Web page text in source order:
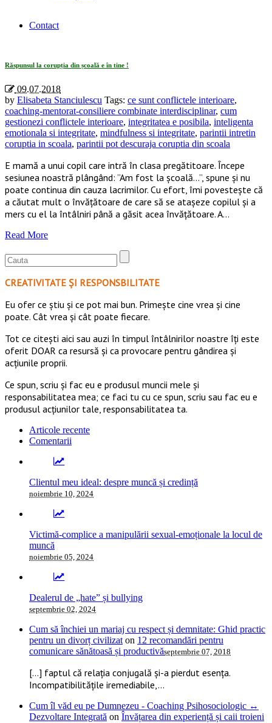
Contact
Răspunsul la corupția din școală e în tine !
09.07.2018
by Elisabeta Stanciulescu Tags: ce sunt conflictele interioare,
coaching-mentorat-consiliere combinate interdisciplinar, cum
gestionezi conflictele interioare, integritatea e posibila, inteligenta
emotionala si integritate, mindfulness si integritate, parintii intretin
coruptia in scoala, parintii pot descuraja coruptia din scoala
E mamă a unui copil care intră în clasa pregătitoare. Începe
sesiunea noastră plângând: ”Am fost la școală…”, spune și nu
poate continua din cauza lacrimilor. Cu efort, îmi povestește că
a căutat mult o învățătoare de care să se atașeze copilul și a
mers cu el la întâlniri până a găsit acea învățătoare. A…
Read More
CREATIVITATE ȘI RESPONSBILITATE
Eu ofer ce ştiu şi ce pot mai bun. Primeşte cine vrea şi cine
poate. Cât vrea şi cât poate fiecare.
Tot ce citești aici sau auzi în timpul întâlnirilor noastre îți este
oferit DOAR ca resursă şi ca provocare pentru gândirea și
acţiunile proprii.
Ce spun, scriu și fac eu e produsul muncii mele și
responsabilitatea mea; ce faci tu cu ce spun, scriu sau fac eu e
produsul acțiunilor tale, responsabilitatea ta.
Articole recente
Comentarii
Clientul meu ideal: despre muncă și credință
noiembrie 10, 2024
Victimă-complice a manipulării sexual-emoționale la locul de
muncă
noiembrie 05, 2024
Dealerul de „hate” și bullying
septembrie 02, 2024
Cum să închiei un mariaj cu respect și demnitate: Ghid practic
pentru un divorț civilizat on 12 recomandări pentru
comunicare sănătoasă și productivăseptembrie 07, 2018
[…] faptul că relația conjugală și-a pierdut esența.
Incompatibilitățile iremediabile,...
Cum îl văd eu pe Dumnezeu - Coaching Psihosociologic ↔
Dezvoltare Integrată on Învățarea din experiență și caii troieni